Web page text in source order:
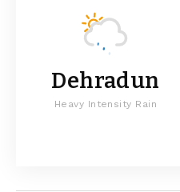
Dehradun
Heavy Intensity Rain